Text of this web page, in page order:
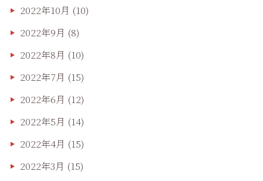
2022年10月 (10)
2022年9月 (8)
2022年8月 (10)
2022年7月 (15)
2022年6月 (12)
2022年5月 (14)
2022年4月 (15)
2022年3月 (15)